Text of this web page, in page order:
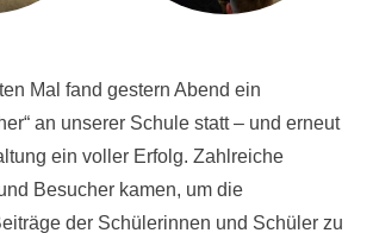
Mal fand gestern Abend ein
an unserer Schule statt – und erneut
ein voller Erfolg. Zahlreiche
Besucher kamen, um die
der Schülerinnen und Schüler zu